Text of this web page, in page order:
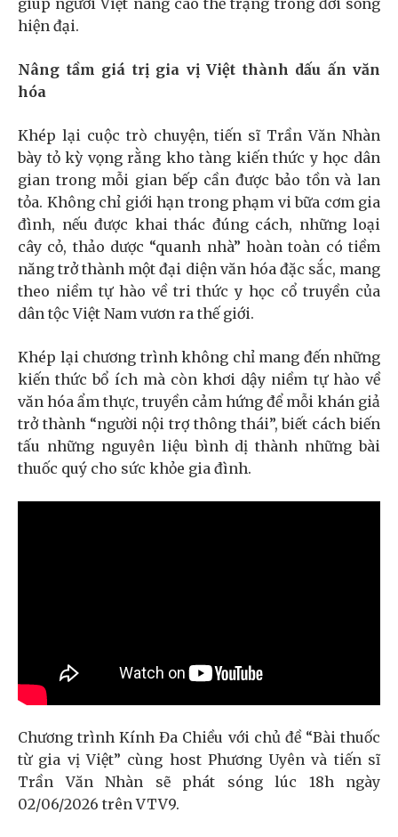
hiện đại.
Nâng tầm giá trị gia vị Việt thành dấu ấn văn
hóa
Khép lại cuộc trò chuyện, tiến sĩ Trần Văn Nhàn
bày tỏ kỳ vọng rằng kho tàng kiến thức y học dân
gian trong mỗi gian bếp cần được bảo tồn và lan
tỏa. Không chỉ giới hạn trong phạm vi bữa cơm gia
đình, nếu được khai thác đúng cách, những loại
cây cỏ, thảo dược “quanh nhà” hoàn toàn có tiềm
năng trở thành một đại diện văn hóa đặc sắc, mang
theo niềm tự hào về tri thức y học cổ truyền của
dân tộc Việt Nam vươn ra thế giới.
Khép lại chương trình không chỉ mang đến những
kiến thức bổ ích mà còn khơi dậy niềm tự hào về
văn hóa ẩm thực, truyền cảm hứng để mỗi khán giả
trở thành “người nội trợ thông thái”, biết cách biến
tấu những nguyên liệu bình dị thành những bài
thuốc quý cho sức khỏe gia đình.
Chương trình Kính Đa Chiều với chủ đề “Bài thuốc
từ gia vị Việt” cùng host Phương Uyên và tiến sĩ
Trần Văn Nhàn sẽ phát sóng lúc 18h ngày
02/06/2026 trên VTV9.